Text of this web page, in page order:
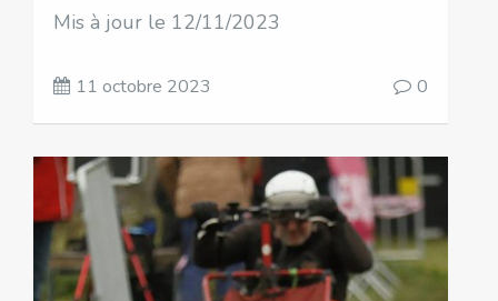
Mis à jour le 12/11/2023
11 octobre 2023 0